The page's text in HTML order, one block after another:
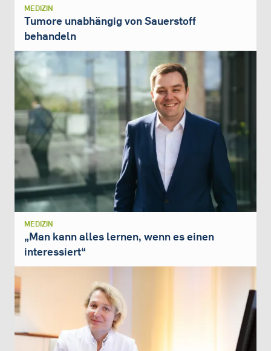
MEDIZIN
Tumore unabhängig von Sauerstoff
behandeln
MEDIZIN
„Man kann alles lernen, wenn es einen
interessiert“